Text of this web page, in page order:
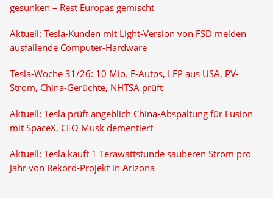
gesunken – Rest Europas gemischt
Aktuell: Tesla-Kunden mit Light-Version von FSD melden
ausfallende Computer-Hardware
Tesla-Woche 31/26: 10 Mio. E-Autos, LFP aus USA, PV-
Strom, China-Gerüchte, NHTSA prüft
Aktuell: Tesla prüft angeblich China-Abspaltung für Fusion
mit SpaceX, CEO Musk dementiert
Aktuell: Tesla kauft 1 Terawattstunde sauberen Strom pro
Jahr von Rekord-Projekt in Arizona